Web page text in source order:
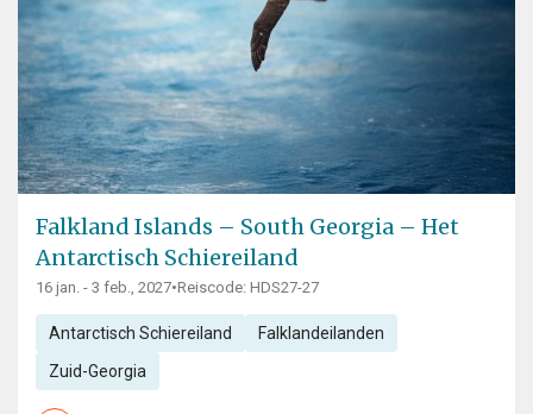
Falkland Islands – South Georgia – Het
Antarctisch Schiereiland
16 jan. - 3 feb., 2027•Reiscode: HDS27-27
Antarctisch Schiereiland Falklandeilanden
Zuid-Georgia